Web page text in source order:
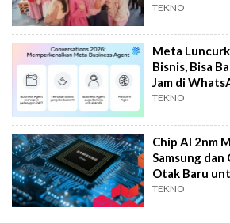
TEKNO
Meta
Bisnis, Bisa
Jam di
TEKNO
Chip AI 2nm
Samsung dan
Otak Baru
TEKNO